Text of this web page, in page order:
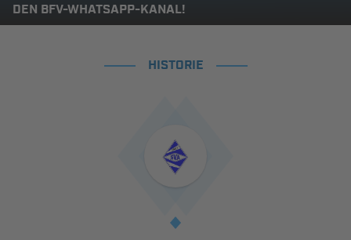
DEN BFV-WHATSAPP-KANAL!
HISTORIE